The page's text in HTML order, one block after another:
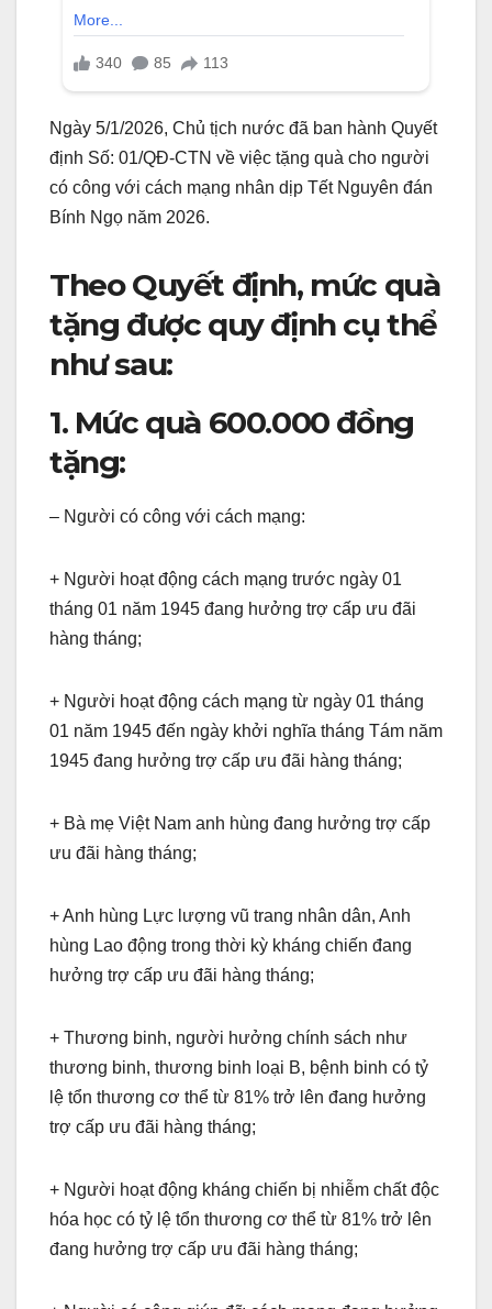
Ngày 5/1/2026, Chủ tịch nước đã ban hành Quyết
định Số: 01/QĐ-CTN về việc tặng quà cho người
có công với cách mạng nhân dịp Tết Nguyên đán
Bính Ngọ năm 2026.
Theo Quyết định, mức quà
tặng được quy định cụ thể
như sau:
1. Mức quà 600.000 đồng
tặng:
– Người có công với cách mạng:
+ Người hoạt động cách mạng trước ngày 01
tháng 01 năm 1945 đang hưởng trợ cấp ưu đãi
hàng tháng;
+ Người hoạt động cách mạng từ ngày 01 tháng
01 năm 1945 đến ngày khởi nghĩa tháng Tám năm
1945 đang hưởng trợ cấp ưu đãi hàng tháng;
+ Bà mẹ Việt Nam anh hùng đang hưởng trợ cấp
ưu đãi hàng tháng;
+ Anh hùng Lực lượng vũ trang nhân dân, Anh
hùng Lao động trong thời kỳ kháng chiến đang
hưởng trợ cấp ưu đãi hàng tháng;
+ Thương binh, người hưởng chính sách như
thương binh, thương binh loại B, bệnh binh có tỷ
lệ tổn thương cơ thể từ 81% trở lên đang hưởng
trợ cấp ưu đãi hàng tháng;
+ Người hoạt động kháng chiến bị nhiễm chất độc
hóa học có tỷ lệ tổn thương cơ thể từ 81% trở lên
đang hưởng trợ cấp ưu đãi hàng tháng;